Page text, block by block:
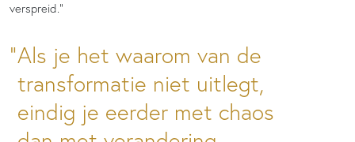
verspreid.”
Als je het waarom van de
transformatie niet uitlegt,
eindig je eerder met chaos